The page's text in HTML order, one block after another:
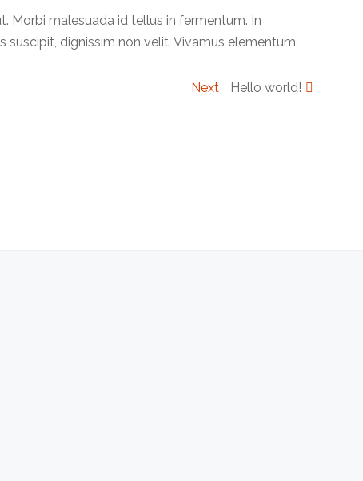
Morbi malesuada id tellus in fermentum. In
suscipit, dignissim non velit. Vivamus elementum.
Next
Next
Hello world!